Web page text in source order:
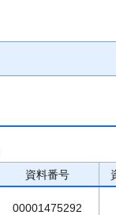
資料番号
00001475292